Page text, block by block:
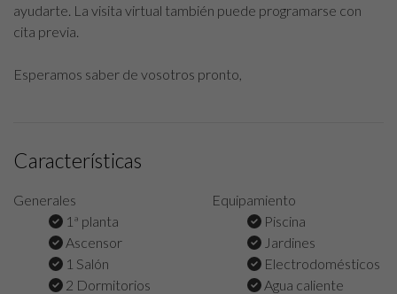
ayudarte. La visita virtual también puede programarse con
cita previa.
Esperamos saber de vosotros pronto,
Características
Generales
1ª planta
Ascensor
1 Salón
2 Dormitorios
Equipamiento
Piscina
Jardines
Electrodomésticos
Agua caliente